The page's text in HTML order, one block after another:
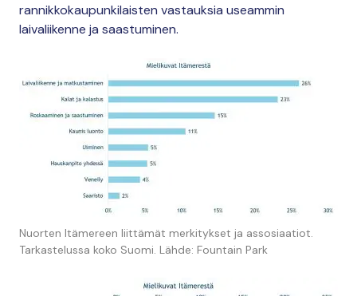
rannikkokaupunkilaisten vastauksia useammin
laivaliikenne ja saastuminen.
Nuorten Itämereen liittämät merkitykset ja assosiaatiot.
Tarkastelussa koko Suomi. Lähde: Fountain Park